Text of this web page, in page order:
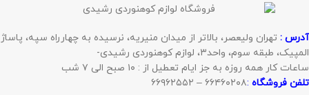
آدرس : تهران ولیعصر، بالاتر از میدان منیریه، نرسیده به چهارراه سپه، پاساژ
المپیک، طبقه سوم، واحد۳، لوازم کوهنوردی رشیدی-
ساعات کار همه روزه به جز ایام تعطیل از : ۱۰ صبح الی ۷ شب
تلفن فروشگاه :۶۶۴۶۰۲۰۸ – ۶۶۹۶۲۵۵۲